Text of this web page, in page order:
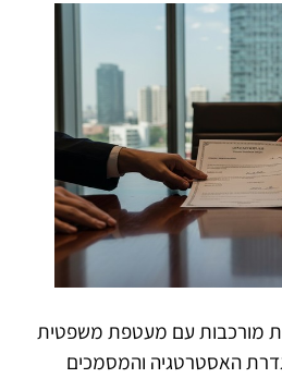
מורכבות עם מעטפת משפטית
האסטרטגיה והמסמכים